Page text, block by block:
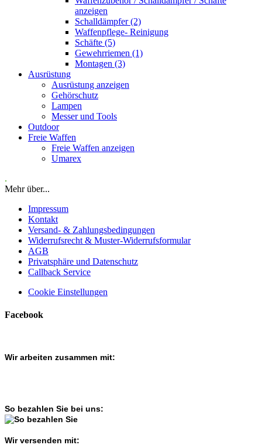
anzeigen
Schalldämpfer (2)
Waffenpflege- Reinigung
Schäfte (5)
Gewehrriemen (1)
Montagen (3)
Ausrüstung
Ausrüstung anzeigen
Gehörschutz
Lampen
Messer und Tools
Outdoor
Freie Waffen
Freie Waffen anzeigen
Umarex
.
Mehr über...
Impressum
Kontakt
Versand- & Zahlungsbedingungen
Widerrufsrecht & Muster-Widerrufsformular
AGB
Privatsphäre und Datenschutz
Callback Service
Cookie Einstellungen
Facebook
Wir arbeiten zusammen mit:
So bezahlen Sie bei uns:
Wir versenden mit: